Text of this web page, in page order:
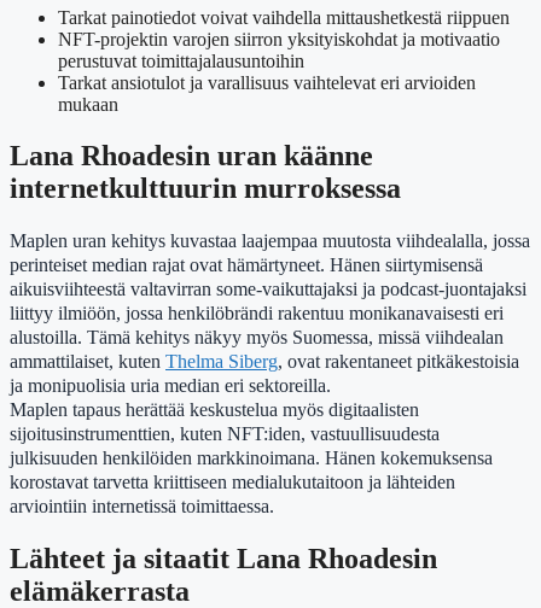
Tarkat painotiedot voivat vaihdella mittaushetkestä riippuen
NFT-projektin varojen siirron yksityiskohdat ja motivaatio
perustuvat toimittajalausuntoihin
Tarkat ansiotulot ja varallisuus vaihtelevat eri arvioiden
mukaan
Lana Rhoadesin uran käänne
internetkulttuurin murroksessa
Maplen uran kehitys kuvastaa laajempaa muutosta viihdealalla, jossa
perinteiset median rajat ovat hämärtyneet. Hänen siirtymisensä
aikuisviihteestä valtavirran some-vaikuttajaksi ja podcast-juontajaksi
liittyy ilmiöön, jossa henkilöbrändi rakentuu monikanavaisesti eri
alustoilla. Tämä kehitys näkyy myös Suomessa, missä viihdealan
ammattilaiset, kuten Thelma Siberg, ovat rakentaneet pitkäkestoisia
ja monipuolisia uria median eri sektoreilla.
Maplen tapaus herättää keskustelua myös digitaalisten
sijoitusinstrumenttien, kuten NFT:iden, vastuullisuudesta
julkisuuden henkilöiden markkinoimana. Hänen kokemuksensa
korostavat tarvetta kriittiseen medialukutaitoon ja lähteiden
arviointiin internetissä toimittaessa.
Lähteet ja sitaatit Lana Rhoadesin
elämäkerrasta